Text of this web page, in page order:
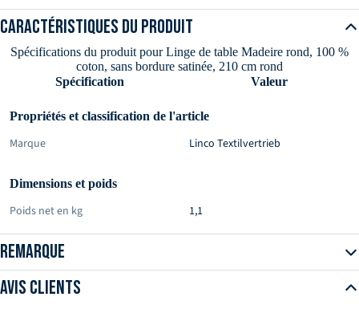
Caractéristiques du produit
Spécifications du produit pour Linge de table Madeire rond, 100 %
coton, sans bordure satinée, 210 cm rond
Spécification
Valeur
Propriétés et classification de l'article
Marque Linco Textilvertrieb
Dimensions et poids
Poids net en kg 1,1
Remarque
Avis clients